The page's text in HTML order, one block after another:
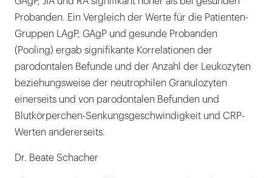
Probanden. Ein Vergleich der Werte für die Patienten-
Gruppen LAgP, GAgP und gesunde Probanden
(Pooling) ergab signifikante Korrelationen der
parodontalen Befunde und der Anzahl der Leukozyten
beziehungsweise der neutrophilen Granulozyten
einerseits und von parodontalen Befunden und
Blutkörperchen-Senkungsgeschwindigkeit und CRP-
Werten andererseits.
Dr. Beate Schacher